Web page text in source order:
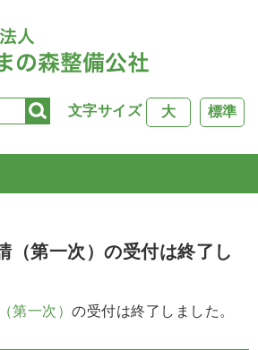
文字サイズ 標準
大
（第一次）の受付は終了し
第一次）の受付は終了しました。